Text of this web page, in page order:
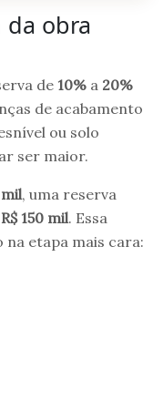
da obra
de 10% a 20%
de acabamento
ou solo
ser maior.
mil, uma reserva
R$ 150 mil. Essa
etapa mais cara: